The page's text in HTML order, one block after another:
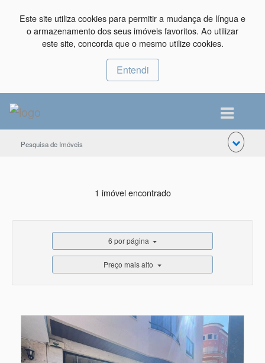
Este site utiliza cookies para permitir a mudança de língua e
o armazenamento dos seus imóveis favoritos. Ao utilizar
este site, concorda que o mesmo utilize cookies.
Entendi
Pesquisa de Imóveis
1 imóvel encontrado
6 por página
Preço mais alto